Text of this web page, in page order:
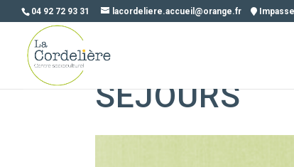
04 92 72 93 31 lacordeliere.accueil@orange.fr
SÉJOURS